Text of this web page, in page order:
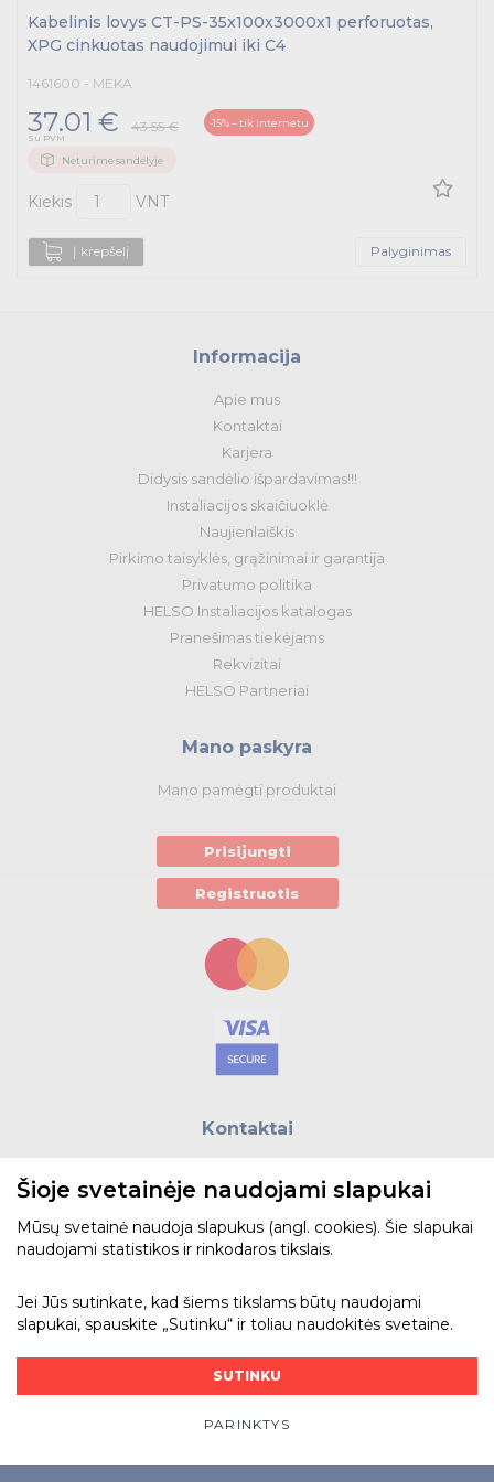
Kabelinis lovys CT-PS-35x100x3000x1 perforuotas,
XPG cinkuotas naudojimui iki C4
1461600 - MEKA
37.01 € 43.55 € -15% – tik internetu
Su PVM
Neturime sandėlyje
Kiekis VNT
Į krepšelį Palyginimas
Informacija
Apie mus
Kontaktai
Karjera
Didysis sandėlio išpardavimas!!!
Instaliacijos skaičiuoklė
Naujienlaiškis
Pirkimo taisyklės, grąžinimai ir garantija
Privatumo politika
HELSO Instaliacijos katalogas
Pranešimas tiekėjams
Rekvizitai
HELSO Partneriai
Mano paskyra
Mano pamėgti produktai
Prisijungti
Registruotis
Kontaktai
Telefonas:+370 5 215 0070
Adresas: Vilkpėdės g. 4, LT-03151, Vilnius
Bendraukime
Šioje svetainėje naudojami slapukai
Mūsų svetainė naudoja slapukus (angl. cookies). Šie slapukai
naudojami statistikos ir rinkodaros tikslais.
Jei Jūs sutinkate, kad šiems tikslams būtų naudojami
slapukai, spauskite „Sutinku“ ir toliau naudokitės svetaine.
SUTINKU
PARINKTYS